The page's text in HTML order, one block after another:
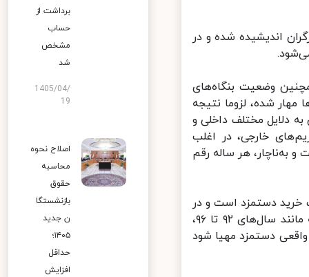
اندیشیده شده و در
وضعیت بنگاه‌های
شده، لزوما نتیجه
دلایل مختلف داخلی و
خارجی، در اغلب
هر ساله رقم
دستمزد است و در
اغلب موارد، افزایشی روی قدرت خرید واقعی مزد انجام نمی‌شود مگر اینکه مانند سال‌های ۹۲ تا ۹۶،
دستمزد مهیا شود
برداشت از
حساب
مشخص
شد
1405/04/
19
اصلاح نحوه
محاسبه
حقوق
بازنشستگا
ن جدید
۱۴۰۵؛
حداقل
افزایش